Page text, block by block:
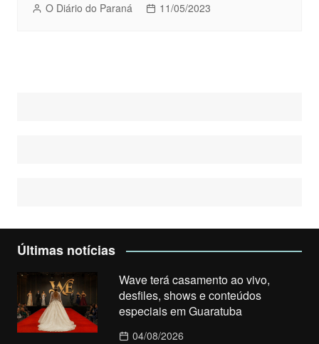
O Diário do Paraná 11/05/2023
Últimas notícias
Wave terá casamento ao vivo,
desfiles, shows e conteúdos
especiais em Guaratuba
04/08/2026